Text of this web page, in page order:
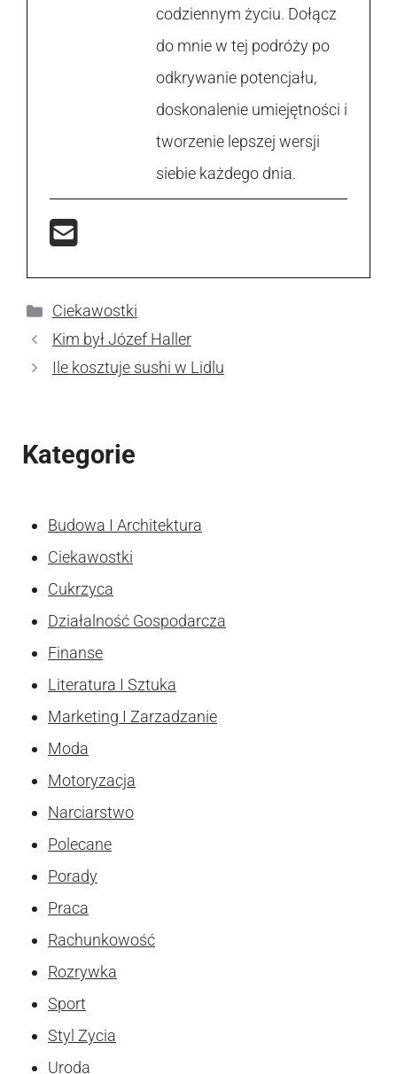
codziennym życiu. Dołącz
do mnie w tej podróży po
odkrywanie potencjału,
doskonalenie umiejętności i
tworzenie lepszej wersji
siebie każdego dnia.
Kategorie
Ciekawostki
Kim był Józef Haller
Ile kosztuje sushi w Lidlu
Kategorie
Budowa I Architektura
Ciekawostki
Cukrzyca
Działalność Gospodarcza
Finanse
Literatura I Sztuka
Marketing I Zarzadzanie
Moda
Motoryzacja
Narciarstwo
Polecane
Porady
Praca
Rachunkowość
Rozrywka
Sport
Styl Zycia
Uroda